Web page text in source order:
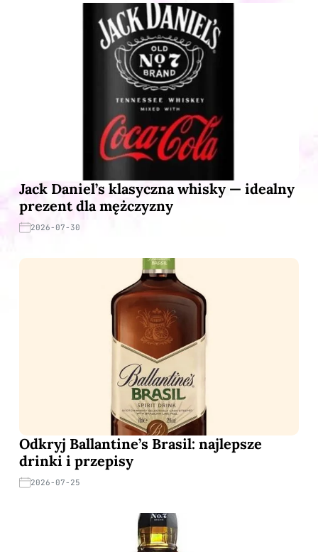
Jack Daniel’s klasyczna whisky — idealny
prezent dla mężczyzny
2026-07-30
Odkryj Ballantine’s Brasil: najlepsze
drinki i przepisy
2026-07-25